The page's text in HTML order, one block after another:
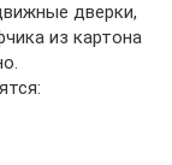
дверки,
из картона